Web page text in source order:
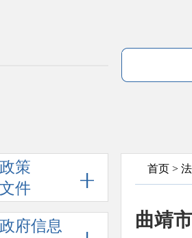
政策
文件
政府信息
首页 >
曲靖